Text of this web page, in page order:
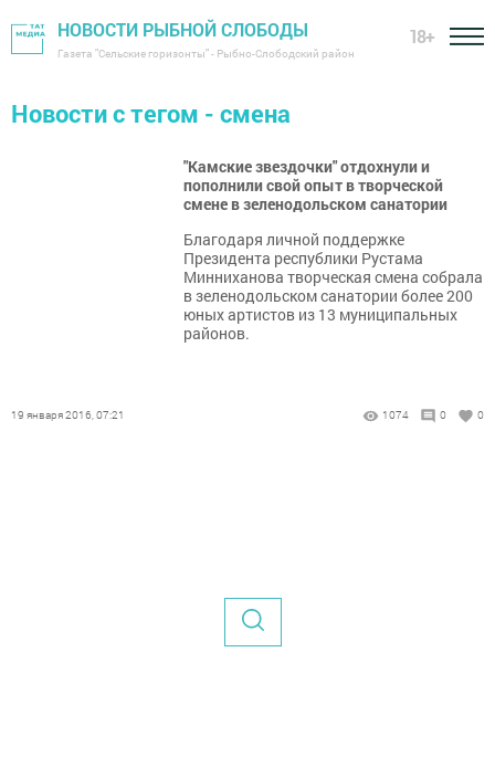
НОВОСТИ РЫБНОЙ СЛОБОДЫ
Газета "Сельские горизонты" - Рыбно-Слободский район
18+
Новости с тегом - смена
"Камские звездочки" отдохнули и
пополнили свой опыт в творческой
смене в зеленодольском санатории
Благодаря личной поддержке
Президента республики Рустама
Минниханова творческая смена собрала
в зеленодольском санатории более 200
юных артистов из 13 муниципальных
районов.
19 января 2016, 07:21 1074 0 0